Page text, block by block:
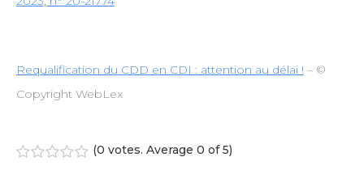
Requalification du CDD en CDI : attention au délai !– ©
Copyright WebLex
(0 votes. Average 0 of 5)